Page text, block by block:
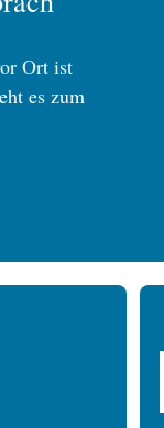
Ort ist
es zum